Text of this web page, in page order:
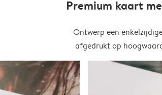
Premium kaart
Ontwerp een
afgedrukt op